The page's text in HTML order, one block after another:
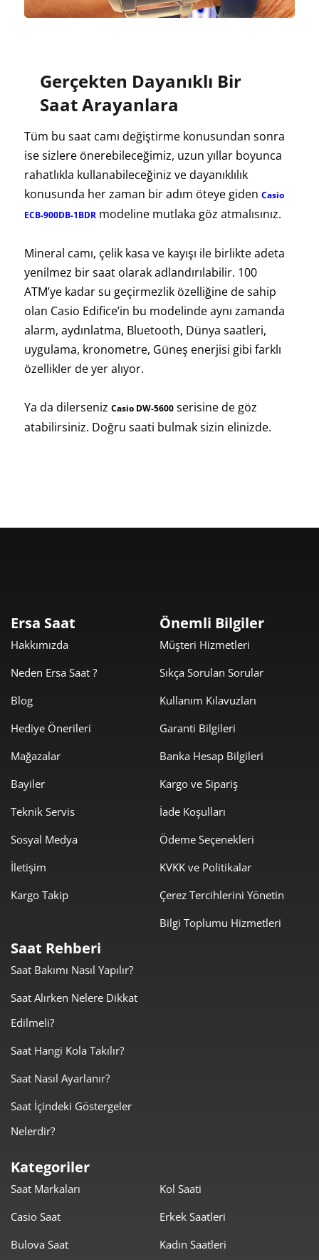
Gerçekten Dayanıklı Bir
Saat Arayanlara
Tüm bu saat camı değiştirme konusundan sonra
ise sizlere önerebileceğimiz, uzun yıllar boyunca
rahatlıkla kullanabileceğiniz ve dayanıklılık
konusunda her zaman bir adım öteye giden Casio
ECB-900DB-1BDRmodeline mutlaka göz atmalısınız.
Mineral camı, çelik kasa ve kayışı ile birlikte adeta
yenilmez bir saat olarak adlandırılabilir. 100
ATM’ye kadar su geçirmezlik özelliğine de sahip
olan Casio Edifice’in bu modelinde aynı zamanda
alarm, aydınlatma, Bluetooth, Dünya saatleri,
uygulama, kronometre, Güneş enerjisi gibi farklı
özellikler de yer alıyor.
Ya da dilerseniz Casio DW-5600serisine de göz
atabilirsiniz. Doğru saati bulmak sizin elinizde.
Ersa Saat
Hakkımızda
Neden Ersa Saat ?
Blog
Hediye Önerileri
Mağazalar
Bayiler
Teknik Servis
Sosyal Medya
İletişim
Kargo Takip
Önemli Bilgiler
Müşteri Hizmetleri
Sıkça Sorulan Sorular
Kullanım Kılavuzları
Garanti Bilgileri
Banka Hesap Bilgileri
Kargo ve Sipariş
İade Koşulları
Ödeme Seçenekleri
KVKK ve Politikalar
Çerez Tercihlerini Yönetin
Bilgi Toplumu Hizmetleri
Saat Rehberi
Saat Bakımı Nasıl Yapılır?
Saat Alırken Nelere Dikkat
Edilmeli?
Saat Hangi Kola Takılır?
Saat Nasıl Ayarlanır?
Saat İçindeki Göstergeler
Nelerdir?
Kategoriler
Saat Markaları
Casio Saat
Bulova Saat
Kol Saati
Erkek Saatleri
Kadın Saatleri